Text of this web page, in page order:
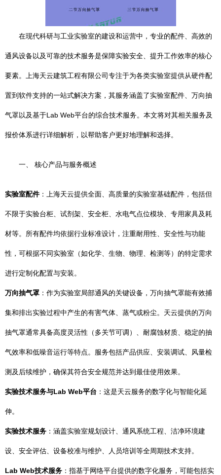
在现代科研与工业实验室的建设和运营中，专业的配件、高效的
通风设备以及可靠的技术服务是保障实验安全、提升工作效率的核心
要素。上海天云建筑工程有限公司专注于为各类实验室提供从硬件配
置到软件支持的一站式解决方案，其服务涵盖了实验室配件、万向抽
气罩以及基于Lab Web平台的综合技术服务。本文将对其相关服务及
报价体系进行详细解析，以帮助客户更好地理解和选择。
一、 核心产品与服务概述
实验室配件：上海天云提供全面、高质量的实验室基础配件，包括但
不限于实验台柜、试剂架、安全柜、水电气点位模块、专用家具及耗
材等。所有配件均依据行业标准设计，注重耐用性、安全性与功能
性，可根据不同实验室（如化学、生物、物理、检测等）的特定需求
进行定制化配置与安装。
万向抽气罩 ：作为实验室局部通风的关键设备，万向抽气罩能有效捕
集和排出实验过程中产生的有害气体、蒸气或粉尘。天云提供的万向
抽气罩通常具备高度灵活性（多关节可调）、耐腐蚀材质、稳定的抽
气效率和低噪音运行等特点。服务包括产品供应、安装调试、风量检
测及后续维护，确保其符合安全规范并达到最佳使用效果。
实验技术服务与Lab Web平台 ：这是天云服务的数字化与智能化延
伸。
实验技术服务 ：涵盖实验室规划设计、通风系统工程、洁净环境建
设、安全评估、设备校准与维护、人员培训等全周期技术支持。
Lab Web技术服务 ：指基于网络平台提供的数字化服务，可能包括实